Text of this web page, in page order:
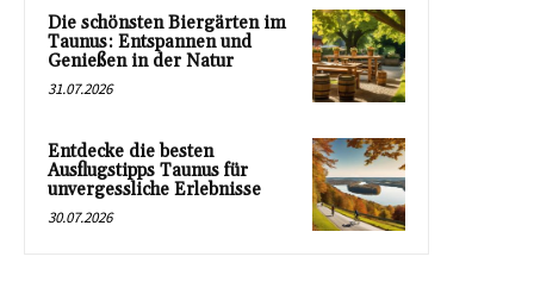
Die schönsten Biergärten im
Taunus: Entspannen und
Genießen in der Natur
31.07.2026
Entdecke die besten
Ausflugstipps Taunus für
unvergessliche Erlebnisse
30.07.2026